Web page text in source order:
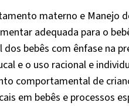
materno e Manejo
adequada para o
bebês com ênfase na
e o uso racional e
comportamental de
em bebês e processos